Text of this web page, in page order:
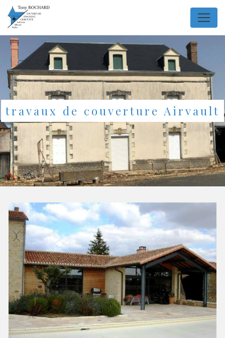
Panneau de gestion des cookies
travaux de couverture Airvault